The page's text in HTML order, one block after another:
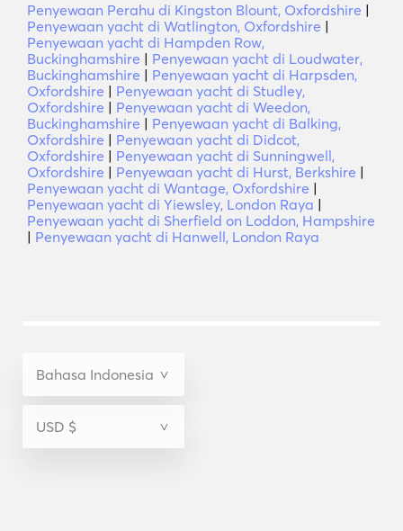
Penyewaan Perahu di Kingston Blount, Oxfordshire |
Penyewaan yacht di Watlington, Oxfordshire |
Penyewaan yacht di Hampden Row,
Buckinghamshire | Penyewaan yacht di Loudwater,
Buckinghamshire | Penyewaan yacht di Harpsden,
Oxfordshire | Penyewaan yacht di Studley,
Oxfordshire | Penyewaan yacht di Weedon,
Buckinghamshire | Penyewaan yacht di Balking,
Oxfordshire | Penyewaan yacht di Didcot,
Oxfordshire | Penyewaan yacht di Sunningwell,
Oxfordshire | Penyewaan yacht di Hurst, Berkshire |
Penyewaan yacht di Wantage, Oxfordshire |
Penyewaan yacht di Yiewsley, London Raya |
Penyewaan yacht di Sherfield on Loddon, Hampshire
| Penyewaan yacht di Hanwell, London Raya